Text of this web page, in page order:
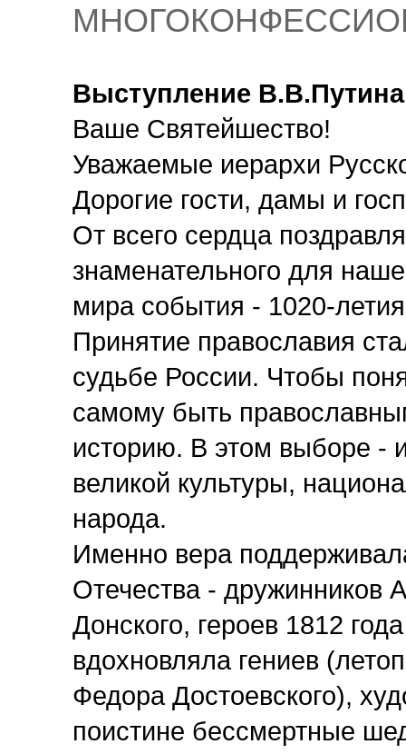
Выступление
Ваше Святейшество!
Уважаемые иерархи
Дорогие гости, дамы и
От всего сердца
знаменательного для
мира события - 1020-
Принятие православия
судьбе России. Чтобы
самому быть
историю. В этом выборе -
великой культуры,
народа.
Именно вера
Отечества - дружинников
Донского, героев 1812
вдохновляла гениев
Федора Достоевского),
поистине бессмертные